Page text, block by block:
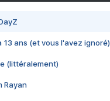
13 ans (et vous l'avez ignoré)
(littéralement)
Rayan